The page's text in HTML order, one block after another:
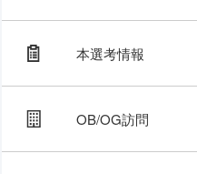
本選考情報
OB/OG訪問